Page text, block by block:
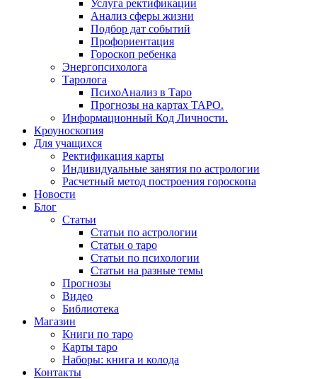
Услуга ректификации
Анализ сферы жизни
Подбор дат событий
Профориентация
Гороскоп ребенка
Энергопсихолога
Таролога
ПсихоАнализ в Таро
Прогнозы на картах ТАРО.
Информационный Код Личности.
Кроуноскопия
Для учащихся
Ректификация карты
Индивидуальные занятия по астрологии
Расчетный метод построения гороскопа
Новости
Блог
Статьи
Статьи по астрологии
Статьи о таро
Статьи по психологии
Статьи на разные темы
Прогнозы
Видео
Библиотека
Магазин
Книги по таро
Карты таро
Наборы: книга и колода
Контакты